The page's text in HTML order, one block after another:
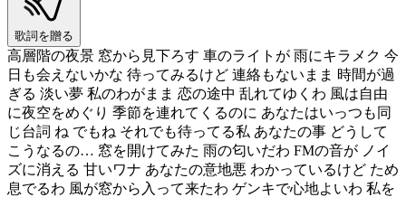
歌詞を贈る
高層階の夜景 窓から見下ろす 車のライトが 雨にキラメク 今
日も会えないかな 待ってみるけど 連絡もないまま 時間が過
ぎる 淡い夢 私のわがまま 恋の途中 乱れてゆくわ 風は自由
に夜空をめぐり 季節を連れてくるのに あなたはいっつも同
じ台詞 ね でもね それでも待ってる私 あなたの事 どうして
こうなるの… 窓を開けてみた 雨の匂いだわ FMの音が ノイ
ズに消える 甘いワナ あなたの意地悪 わかっているけど ため
息でるわ 風が窓から入って来たわ ゲンキで心地よいわ 私を